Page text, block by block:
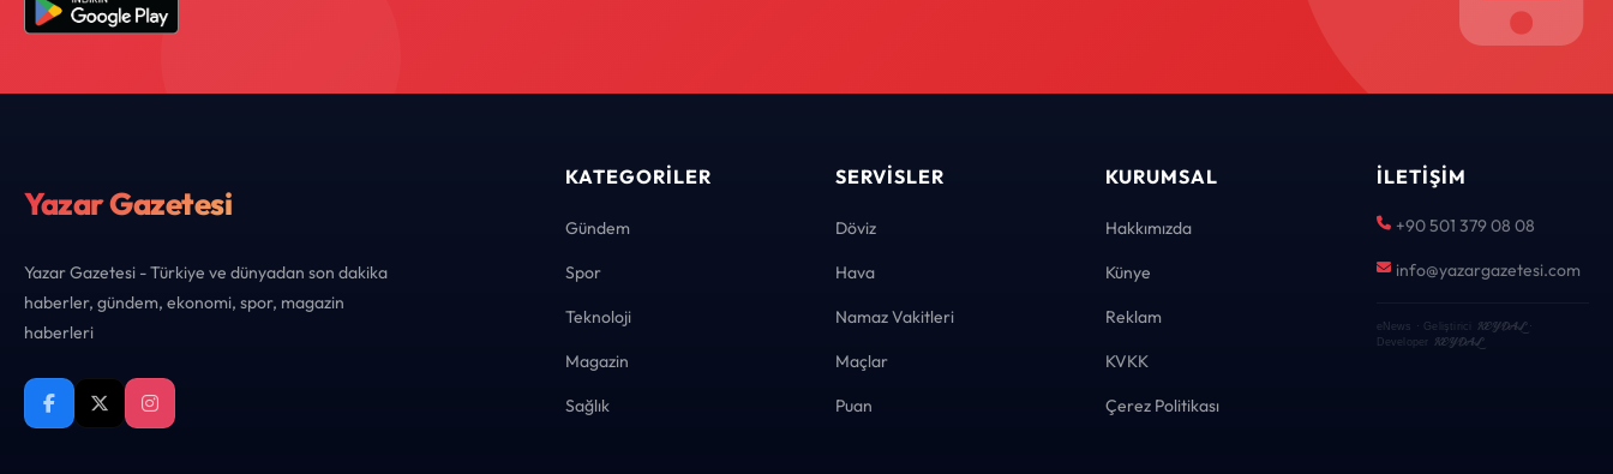
Yazar Gazetesi
Yazar Gazetesi - Türkiye ve dünyadan son dakika
haberler, gündem, ekonomi, spor, magazin
haberleri
KATEGORILER
Gündem
Spor
Teknoloji
Magazin
Sağlık
SERVISLER
Döviz
Hava
Namaz Vakitleri
Maçlar
Puan
KURUMSAL
Hakkımızda
Künye
Reklam
KVKK
Çerez Politikası
İLETIŞIM
+90 501 379 08 08
info@yazargazetesi.com
eNews · Geliştirici KEYDAL·
Developer KEYDAL